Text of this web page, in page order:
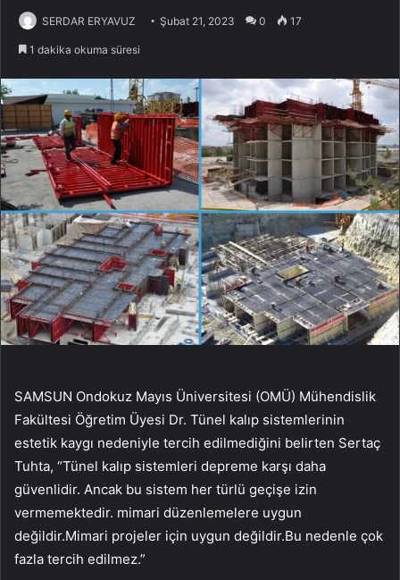
SERDAR ERYAVUZ Şubat 21, 2023 0 17
1 dakika okuma süresi
SAMSUN Ondokuz Mayıs Üniversitesi (OMÜ) Mühendislik
Fakültesi Öğretim Üyesi Dr. Tünel kalıp sistemlerinin
estetik kaygı nedeniyle tercih edilmediğini belirten Sertaç
Tuhta, “Tünel kalıp sistemleri depreme karşı daha
güvenlidir. Ancak bu sistem her türlü geçişe izin
vermemektedir. mimari düzenlemelere uygun
değildir.Mimari projeler için uygun değildir.Bu nedenle çok
fazla tercih edilmez.”